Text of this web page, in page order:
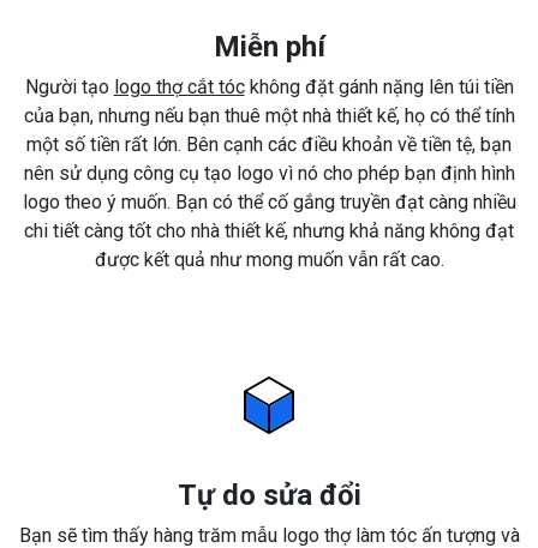
Miễn phí
Người tạo logo thợ cắt tóckhông đặt gánh nặng lên túi tiền
của bạn, nhưng nếu bạn thuê một nhà thiết kế, họ có thể tính
một số tiền rất lớn. Bên cạnh các điều khoản về tiền tệ, bạn
nên sử dụng công cụ tạo logo vì nó cho phép bạn định hình
logo theo ý muốn. Bạn có thể cố gắng truyền đạt càng nhiều
chi tiết càng tốt cho nhà thiết kế, nhưng khả năng không đạt
được kết quả như mong muốn vẫn rất cao.
Tự do sửa đổi
Bạn sẽ tìm thấy hàng trăm mẫu logo thợ làm tóc ấn tượng và